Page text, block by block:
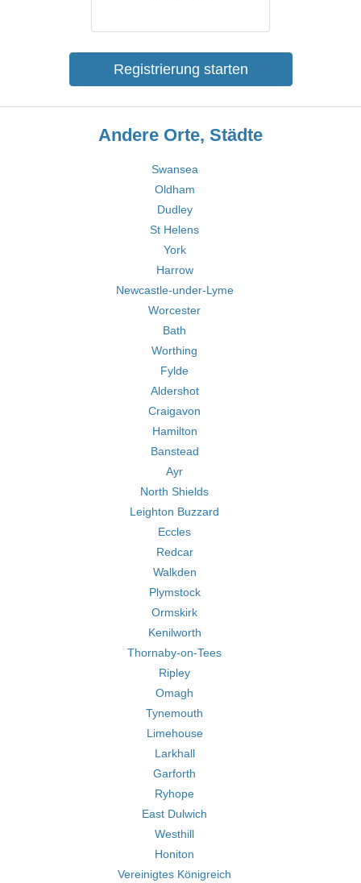
Registrierung starten
Andere Orte, Städte
Swansea
Oldham
Dudley
St Helens
York
Harrow
Newcastle-under-Lyme
Worcester
Bath
Worthing
Fylde
Aldershot
Craigavon
Hamilton
Banstead
Ayr
North Shields
Leighton Buzzard
Eccles
Redcar
Walkden
Plymstock
Ormskirk
Kenilworth
Thornaby-on-Tees
Ripley
Omagh
Tynemouth
Limehouse
Larkhall
Garforth
Ryhope
East Dulwich
Westhill
Honiton
Vereinigtes Königreich